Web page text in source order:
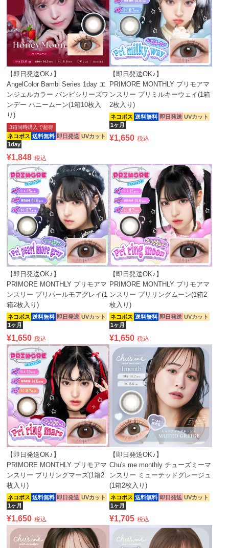
【即日発送OK♪】
AngelColor Bambi Series 1day エ
ンジェルカラー バンビシリーズワ
ンデー ハニームーン(1箱10枚入
り)
ネコポス 送料無料 即日発送 UVカット
1day
3箱同時購入で超得
¥1,848 税込
【即日発送OK♪】
PRIMORE MONTHLY プリモアマ
ンスリー プリミルキーウェイ(1箱
2枚入り)
ネコポス 送料無料 即日発送 UVカット
1ヶ月
¥1,650 税込
【即日発送OK♪】
PRIMORE MONTHLY プリモアマ
ンスリー プリパールモアグレイ(1
箱2枚入り)
ネコポス 送料無料 即日発送 UVカット
1ヶ月
¥1,650 税込
【即日発送OK♪】
PRIMORE MONTHLY プリモアマ
ンスリー プリリングムーン(1箱2
枚入り)
ネコポス 送料無料 即日発送 UVカット
1ヶ月
¥1,650 税込
【即日発送OK♪】
PRIMORE MONTHLY プリモアマ
ンスリー プリリングマーズ(1箱2
枚入り)
ネコポス 送料無料 即日発送 UVカット
1ヶ月
¥1,650 税込
【即日発送OK♪】
Chu's me monthly チューズミーマ
ンスリー ミューテッドグレージュ
(1箱2枚入り)
ネコポス 送料無料 即日発送 UVカット
1ヶ月
¥1,705 税込